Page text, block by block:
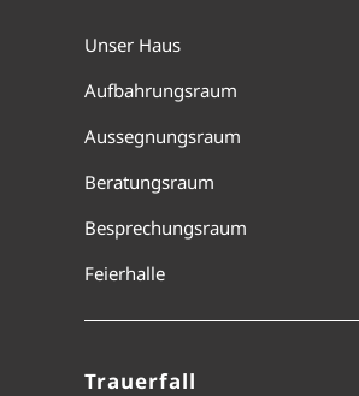
Unser Haus
Aufbahrungsraum
Aussegnungsraum
Beratungsraum
Besprechungsraum
Feierhalle
Trauerfall